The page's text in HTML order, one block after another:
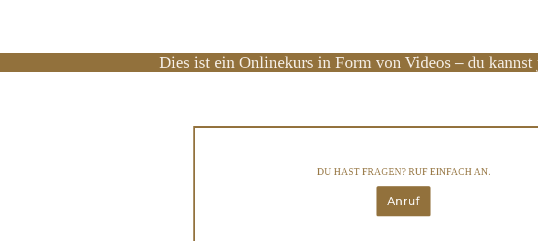
Dies ist ein Onlinekurs in Form von Videos – du kannst
DU HAST FRAGEN? RUF EINFACH AN.
Anruf